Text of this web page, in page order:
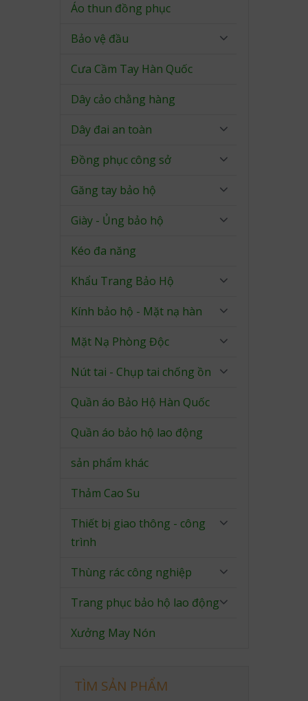
Áo thun đồng phục
Bảo vệ đầu
Cưa Cầm Tay Hàn Quốc
Dây cảo chằng hàng
Dây đai an toàn
Đồng phục công sở
Găng tay bảo hộ
Giày - Ủng bảo hộ
Kéo đa năng
Khẩu Trang Bảo Hộ
Kính bảo hộ - Mặt nạ hàn
Mặt Nạ Phòng Độc
Nút tai - Chụp tai chống ồn
Quần áo Bảo Hộ Hàn Quốc
Quần áo bảo hộ lao động
sản phẩm khác
Thảm Cao Su
Thiết bị giao thông - công
trình
Thùng rác công nghiệp
Trang phục bảo hộ lao động
Xưởng May Nón
TÌM SẢN PHẨM